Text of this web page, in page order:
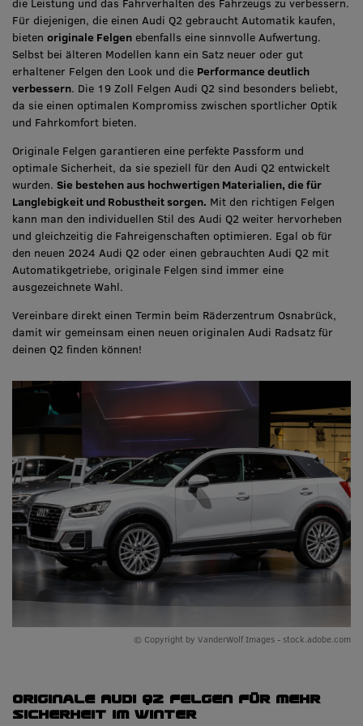
Für diejenigen, die einen Audi Q2 gebraucht Automatik kaufen,
bieten originale Felgen ebenfalls eine sinnvolle Aufwertung.
Selbst bei älteren Modellen kann ein Satz neuer oder gut
erhaltener Felgen den Look und die Performance deutlich
verbessern. Die 19 Zoll Felgen Audi Q2 sind besonders beliebt,
da sie einen optimalen Kompromiss zwischen sportlicher Optik
und Fahrkomfort bieten.
Originale Felgen garantieren eine perfekte Passform und
optimale Sicherheit, da sie speziell für den Audi Q2 entwickelt
wurden. Sie bestehen aus hochwertigen Materialien, die für
Langlebigkeit und Robustheit sorgen. Mit den richtigen Felgen
kann man den individuellen Stil des Audi Q2 weiter hervorheben
und gleichzeitig die Fahreigenschaften optimieren. Egal ob für
den neuen 2024 Audi Q2 oder einen gebrauchten Audi Q2 mit
Automatikgetriebe, originale Felgen sind immer eine
ausgezeichnete Wahl.
Vereinbare direkt einen Termin beim Räderzentrum Osnabrück,
damit wir gemeinsam einen neuen originalen Audi Radsatz für
deinen Q2 finden können!
© Copyright by VanderWolf Images - stock.adobe.com
Originale Audi Q2 Felgen für mehr
Sicherheit im Winter